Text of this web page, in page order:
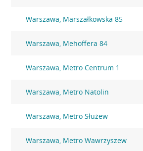
Warszawa, Marszałkowska 85
Warszawa, Mehoffera 84
Warszawa, Metro Centrum 1
Warszawa, Metro Natolin
Warszawa, Metro Służew
Warszawa, Metro Wawrzyszew